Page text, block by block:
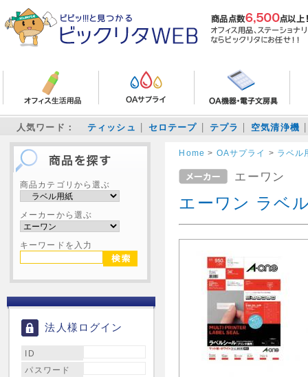
人気ワード： ティッシュ セロテープ テプラ 空気清浄機
商品カテゴリから選ぶ
メーカーから選ぶ
キーワードを入力
法人様ログイン
ID
パスワード
Home > OAサプライ > ラベル
エーワン
エーワン ラ